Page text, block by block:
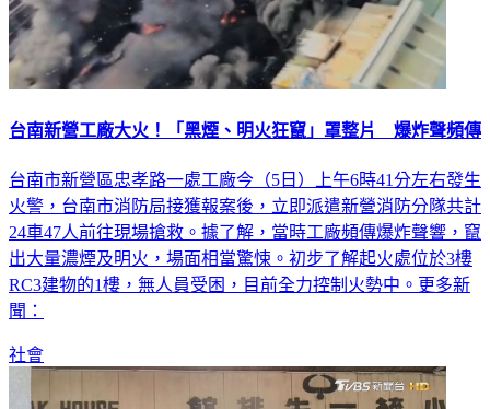
台南新營工廠大火！「黑煙、明火狂竄」罩整片 爆炸聲頻傳
台南市新營區忠孝路一處工廠今（5日）上午6時41分左右發生
火警，台南市消防局接獲報案後，立即派遣新營消防分隊共計
24車47人前往現場搶救。據了解，當時工廠頻傳爆炸聲響，竄
出大量濃煙及明火，場面相當驚悚。初步了解起火處位於3樓
RC3建物的1樓，無人員受困，目前全力控制火勢中。更多新
聞：
社會